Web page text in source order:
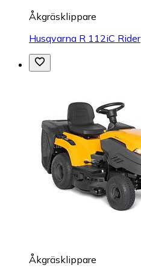
Åkgräsklippare
Husqvarna R 112iC Rider
Åkgräsklippare